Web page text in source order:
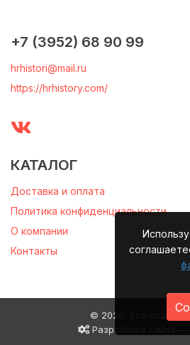
+7 (3952) 68 90 99
hrhistori@mail.ru
https://hrhistory.com/
КАТАЛОГ
Доставка и оплата
Политика конфиденциальности
О компании
Контакты
© 2026, Все права
Разработка сайта —